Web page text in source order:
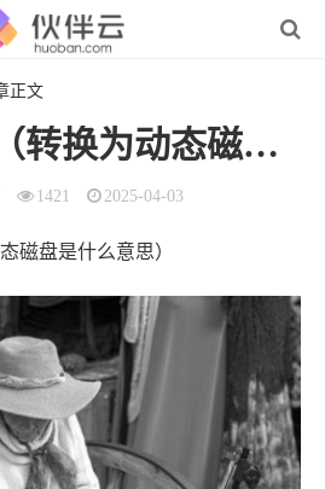
正文
转换为docx（转换为动态磁盘是什么意思）
1421 2025-04-03
磁盘是什么意思）